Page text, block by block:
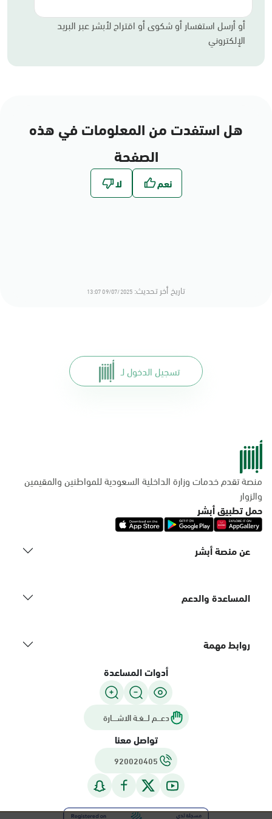
أو أرسل استفسار أو شكوى أو اقتراح لأبشر عبر البريد
الإلكتروني
هل استفدت من المعلومات في هذه
الصفحة
تاريخ أخر تحديث: 09/07/2025 13:07
تسجيل الدخول لـ
منصة تقدم خدمات وزارة الداخلية السعودية للمواطنين والمقيمين
والزوار
حمل تطبيق أبشر
عن منصة أبشر
المساعدة والدعم
روابط مهمة
أدوات المساعدة
دعـــم لـــغـة الاشــــارة
تواصل معنا
920020405